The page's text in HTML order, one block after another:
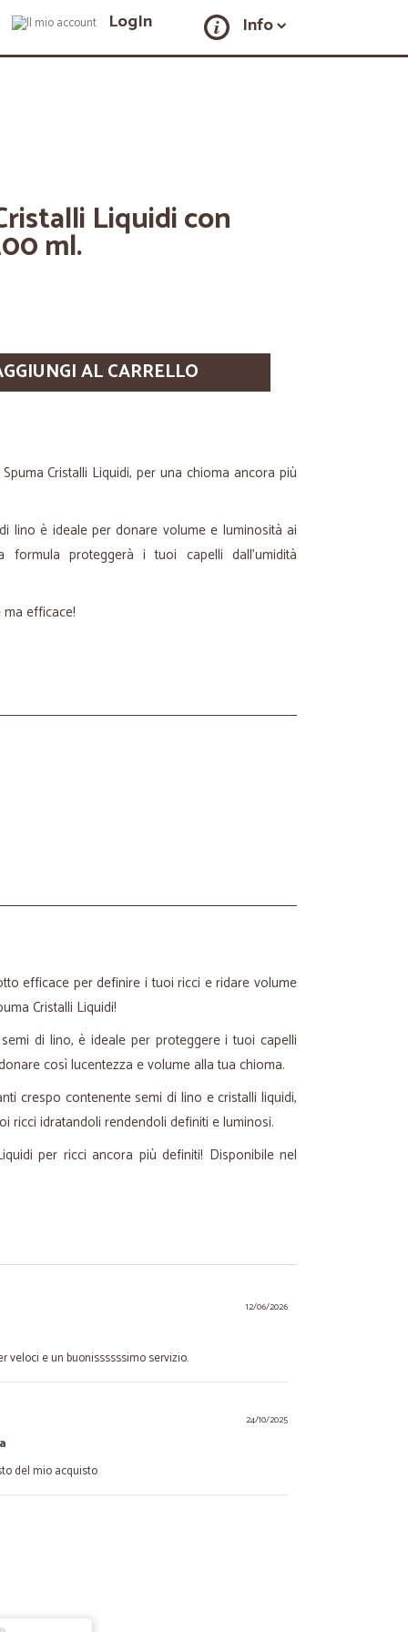
LogIn Info
Liquidi con
ml.
AL CARRELLO
Cristalli Liquidi, per una chioma ancora più
lino è ideale per donare volume e luminosità ai
proteggerà i tuoi capelli dall’umidità
efficace!
efficace per definire i tuoi ricci e ridare volume
Cristalli Liquidi!
di lino, è ideale per proteggere i tuoi capelli
così lucentezza e volume alla tua chioma.
crespo contenente semi di lino e cristalli liquidi,
ricci idratandoli rendendoli definiti e luminosi.
per ricci ancora più definiti! Disponibile nel
12/06/2026
veloci e un buonissssssimo servizio.
24/10/2025
del mio acquisto